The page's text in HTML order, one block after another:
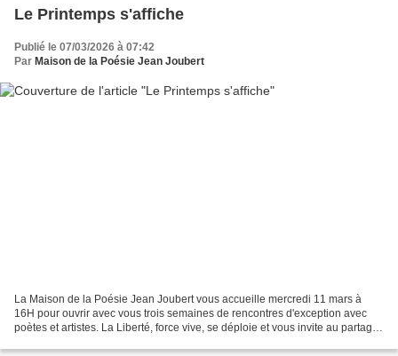
Le Printemps s'affiche
Publié le 07/03/2026 à 07:42
Par Maison de la Poésie Jean Joubert
La Maison de la Poésie Jean Joubert vous accueille mercredi 11 mars à
16H pour ouvrir avec vous trois semaines de rencontres d'exception avec
poètes et artistes. La Liberté, force vive, se déploie et vous invite au partage,